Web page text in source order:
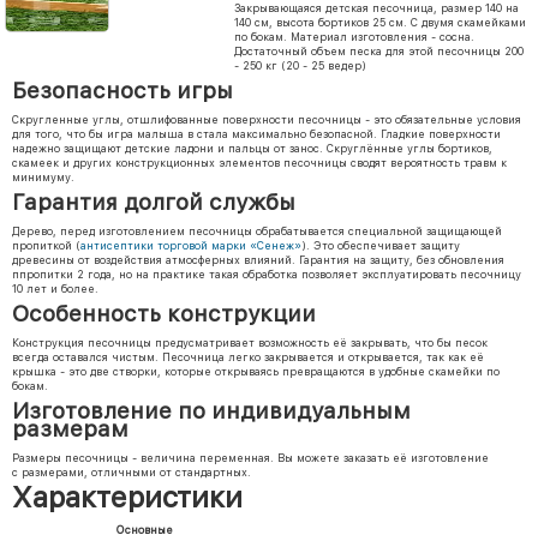
Закрывающаяся детская песочница, размер 140 на
140 см, высота бортиков 25 см. С двумя скамейками
по бокам. Материал изготовления - сосна.
Достаточный объем песка для этой песочницы 200
- 250 кг (20 - 25 ведер)
Безопасность игры
Скругленные углы, отшлифованные поверхности песочницы - это обязательные условия
для того, что бы игра малыша в стала максимально безопасной. Гладкие поверхности
надежно защищают детские ладони и пальцы от занос. Скруглённые углы бортиков,
скамеек и других конструкционных элементов песочницы сводят вероятность травм к
минимуму.
Гарантия долгой службы
Дерево, перед изготовлением песочницы обрабатывается специальной защищающей
пропиткой (антисептики торговой марки «Сенеж»). Это обеспечивает защиту
древесины от воздействия атмосферных влияний. Гарантия на защиту, без обновления
ппропитки 2 года, но на практике такая обработка позволяет эксплуатировать песочницу
10 лет и более.
Особенность конструкции
Конструкция песочницы предусматривает возможность её закрывать, что бы песок
всегда оставался чистым. Песочница легко закрывается и открывается, так как её
крышка - это две створки, которые открываясь превращаются в удобные скамейки по
бокам.
Изготовление по индивидуальным
размерам
Размеры песочницы - величина переменная. Вы можете заказать её изготовление
с размерами, отличными от стандартных.
Характеристики
Основные